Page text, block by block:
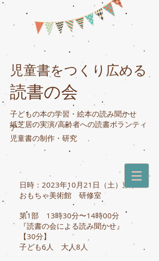
児童書をつくり広める
読書の会
子どもの本の学習・絵本の読み聞かせ
紙芝居の実演/高齢者への読書ボランティ
ア
​児童書の制作・研究
日時：2023年10月21日（土）東京
おもちゃ美術館 研修室
第1部 13時30分〜14時00分
『読書の会による読み聞かせ』
【30分】
子ども6人 大人8人